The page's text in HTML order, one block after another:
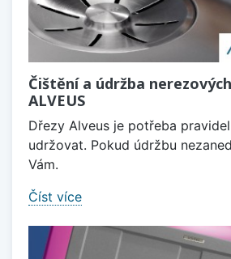
Čištění a údržba
ALVEUS
Dřezy Alveus je potřeba
udržovat. Pokud údržbu
Vám.
Číst více